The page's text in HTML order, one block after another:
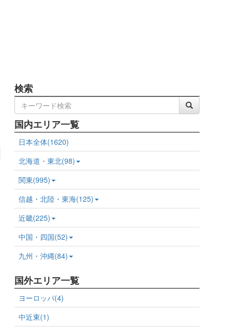
検索
国内エリア一覧
日本全体(1620)
北海道・東北(98)
関東(995)
信越・北陸・東海(125)
近畿(225)
中国・四国(52)
九州・沖縄(84)
国外エリア一覧
ヨーロッパ(4)
中近東(1)